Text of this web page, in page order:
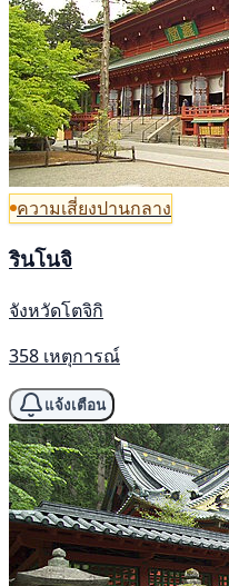
ความเสี่ยงปานกลาง
รินโนจิ
จังหวัดโตจิกิ
358 เหตุการณ์
แจ้งเตือน